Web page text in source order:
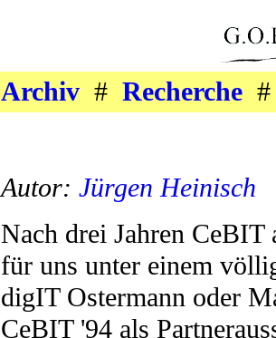
Archiv # Recherche
Autor: Jürgen Heinisch
Nach drei Jahren
für uns unter einem
digIT Ostermann oder
CeBIT '94 als